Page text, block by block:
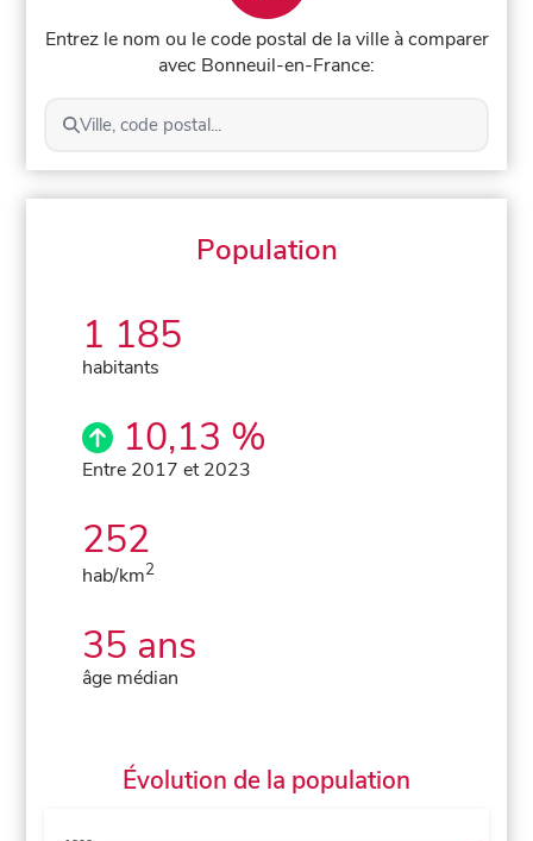
Entrez le nom ou le code postal de la ville à comparer
avec Bonneuil-en-France:
Ville, code postal...
Population
1 185
habitants
10,13 %
Entre 2017 et 2023
252
hab/km2
35 ans
âge médian
Évolution de la population